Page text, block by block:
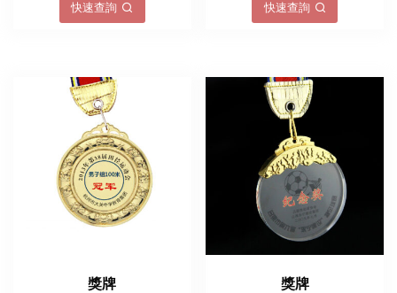
快速查詢 快速查詢
獎牌 獎牌